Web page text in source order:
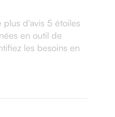
d'avis 5 étoiles
en outil de
les besoins en